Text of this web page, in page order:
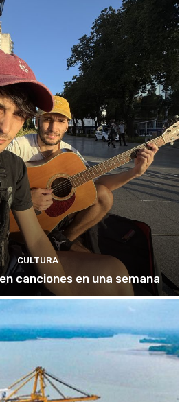
CULTURA
canciones en una semana